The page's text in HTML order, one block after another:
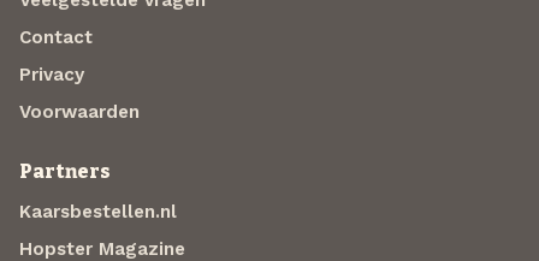
Contact
Privacy
Voorwaarden
Partners
Kaarsbestellen.nl
Hopster Magazine